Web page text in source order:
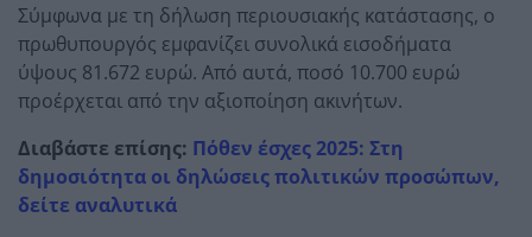
Σύμφωνα με τη δήλωση περιουσιακής κατάστασης, ο
πρωθυπουργός εμφανίζει συνολικά εισοδήματα
ύψους 81.672 ευρώ. Από αυτά, ποσό 10.700 ευρώ
προέρχεται από την αξιοποίηση ακινήτων.
Διαβάστε επίσης: Πόθεν έσχες 2025: Στη
δημοσιότητα οι δηλώσεις πολιτικών προσώπων,
δείτε αναλυτικά